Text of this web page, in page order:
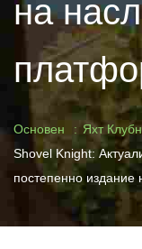
на
Основен
Яхт
Shovel Knight:
постепенно